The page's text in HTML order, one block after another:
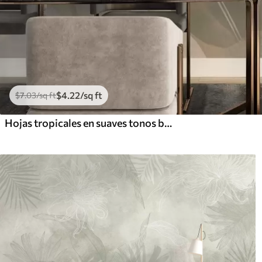
$7.03/sq ft$4.22/sq ft
Hojas tropicales en suaves tonos beige y verde, con efecto acuarela y suaves transiciones de color